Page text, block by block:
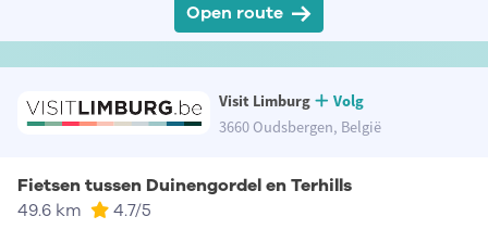
Open route
Visit Limburg
Volg
3660 Oudsbergen, België
Fietsen tussen Duinengordel en Terhills
49.6 km 4.7/5